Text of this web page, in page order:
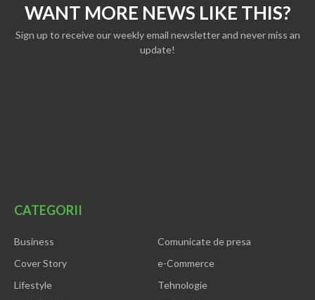
WANT MORE NEWS LIKE THIS?
Sign up to receive our weekly email newsletter and never miss an
update!
CATEGORII
Business
Comunicate de presa
Cover Story
e-Commerce
Lifestyle
Tehnologie